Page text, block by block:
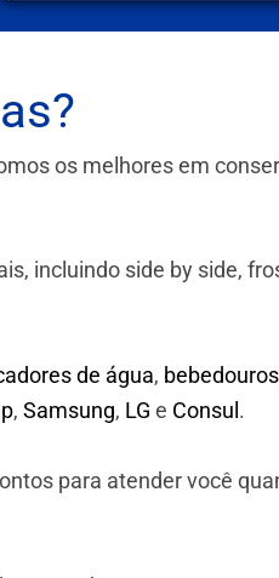
os melhores em
incluindo side by side,
de água, bebedouros
, Samsung, LG e Consul .
para atender você